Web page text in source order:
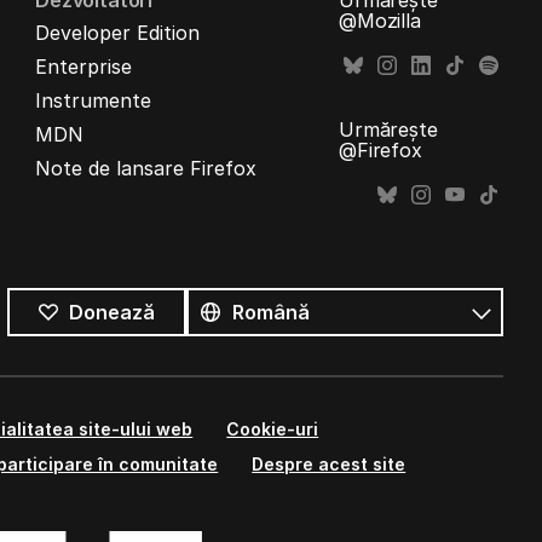
Developer Edition
Enterprise
Instrumente
MDN
Note de lansare Firefox
@Mozilla
Urmărește
@Firefox
Donează
limbile
Limbă
site-ului web
Cookie-uri
în comunitate
Despre acest site